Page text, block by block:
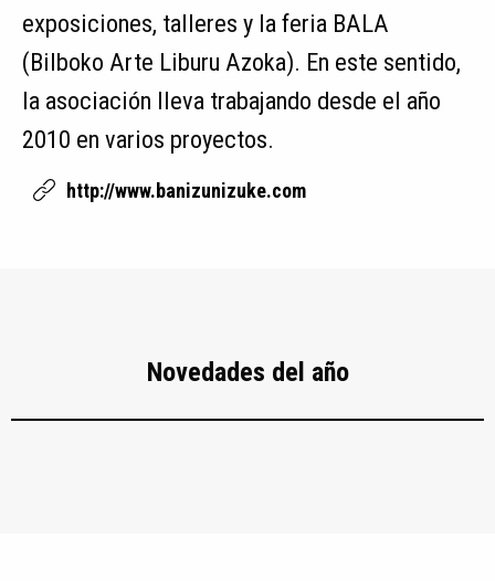
exposiciones, talleres y la feria BALA
(Bilboko Arte Liburu Azoka). En este sentido,
la asociación lleva trabajando desde el año
2010 en varios proyectos.
http://www.banizunizuke.com
Novedades del año